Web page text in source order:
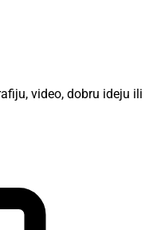
video, dobru ideju ili